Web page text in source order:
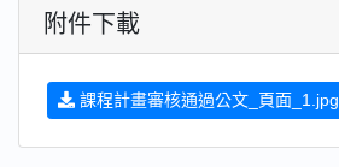
附件下載
課程計畫審核通過公文_頁面_1.jpg